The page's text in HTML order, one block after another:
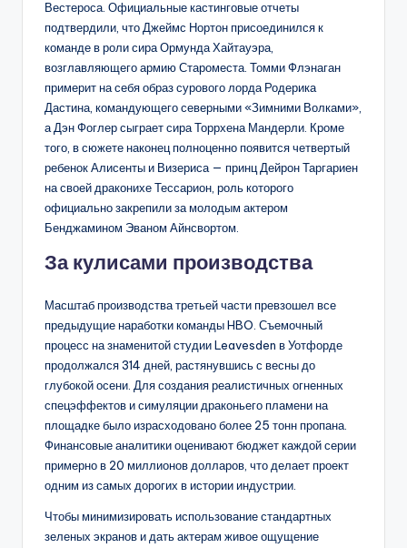
Вестероса. Официальные кастинговые отчеты
подтвердили, что Джеймс Нортон присоединился к
команде в роли сира Ормунда Хайтауэра,
возглавляющего армию Староместа. Томми Флэнаган
примерит на себя образ сурового лорда Родерика
Дастина, командующего северными «Зимними Волками»,
а Дэн Фоглер сыграет сира Торрхена Мандерли. Кроме
того, в сюжете наконец полноценно появится четвертый
ребенок Алисенты и Визериса — принц Дейрон Таргариен
на своей драконихе Тессарион, роль которого
официально закрепили за молодым актером
Бенджамином Эваном Айнсвортом.
За кулисами производства
Масштаб производства третьей части превзошел все
предыдущие наработки команды HBO. Съемочный
процесс на знаменитой студии Leavesden в Уотфорде
продолжался 314 дней, растянувшись с весны до
глубокой осени. Для создания реалистичных огненных
спецэффектов и симуляции драконьего пламени на
площадке было израсходовано более 25 тонн пропана.
Финансовые аналитики оценивают бюджет каждой серии
примерно в 20 миллионов долларов, что делает проект
одним из самых дорогих в истории индустрии.
Чтобы минимизировать использование стандартных
зеленых экранов и дать актерам живое ощущение